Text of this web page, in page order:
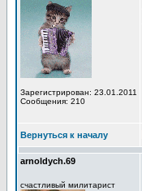
Зарегистрирован: 23.01.2011
Сообщения: 210
Вернуться к началу
arnoldych.69
счастливый милитарист